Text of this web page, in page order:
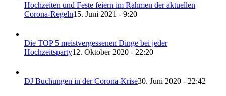
Hochzeiten und Feste feiern im Rahmen der aktuellen
Corona-Regeln15. Juni 2021 - 9:20
Die TOP 5 meistvergessenen Dinge bei jeder
Hochzeitsparty12. Oktober 2020 - 22:20
DJ Buchungen in der Corona-Krise30. Juni 2020 - 22:42